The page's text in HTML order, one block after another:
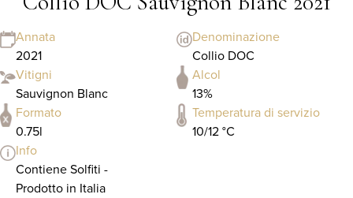
Annata
2021
Denominazione
Collio DOC
Vitigni
Sauvignon Blanc
Alcol
13%
Formato
0.75l
Temperatura di servizio
10/12 °C
Info
Contiene Solfiti -
Prodotto in Italia